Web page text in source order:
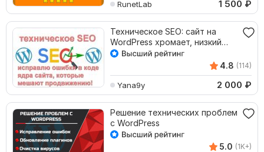
RunetLab 1 500 ₽
Техническое SEO: сайт на
WordPress хромает, низкий
трафик, исправим
4.8 (114)
Yana9y 2 000 ₽
Решение технических проблем
с WordPress
5.0 (1K+)